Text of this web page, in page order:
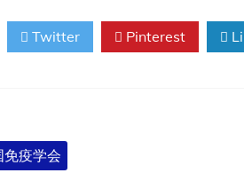
Twitter Pinterest
疫学会